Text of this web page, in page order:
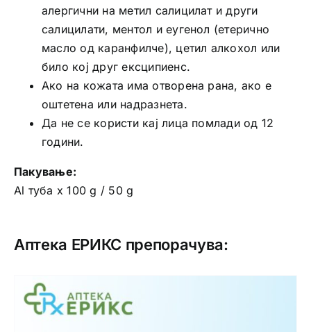
алергични на метил салицилат и други
салицилати, ментол и еугенол (етерично
масло од каранфилче), цетил алкохол или
било кој друг ексципиенс.
Ако на кожата има отворена рана, ако е
оштетена или надразнета.
Да не се користи кај лица помлади од 12
години.
Пакување:
Al туба х 100 g / 50 g
Аптека ЕРИКС препорачува: